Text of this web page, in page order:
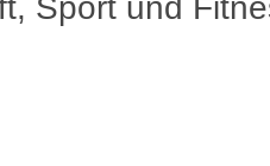
Sport und